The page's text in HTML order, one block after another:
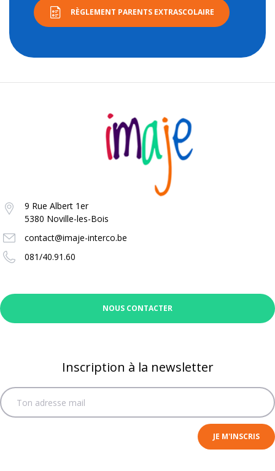
RÈGLEMENT PARENTS EXTRASCOLAIRE
9 Rue Albert 1er
5380 Noville-les-Bois
contact@imaje-interco.be
081/40.91.60
NOUS CONTACTER
Inscription à la newsletter